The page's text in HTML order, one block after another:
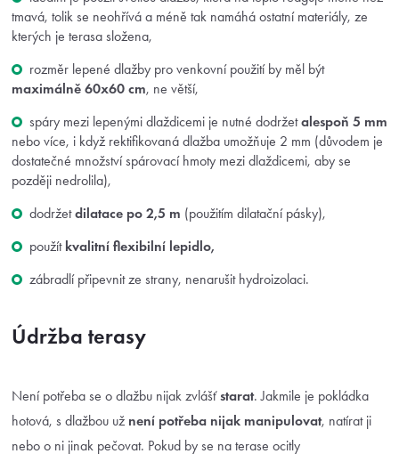
tmavá, tolik se neohřívá a méně tak namáhá ostatní materiály, ze
kterých je terasa složena,
rozměr lepené dlažby pro venkovní použití by měl být
maximálně 60x60 cm, ne větší,
spáry mezi lepenými dlaždicemi je nutné dodržetalespoň 5 mm
nebo více, i když rektifikovaná dlažba umožňuje 2 mm (důvodem je
dostatečné množství spárovací hmoty mezi dlaždicemi, aby se
později nedrolila),
dodržetdilatace po 2,5 m (použitím dilatační pásky),
použítkvalitní flexibilní lepidlo,
zábradlí připevnit ze strany, nenarušit hydroizolaci.
Údržba terasy
Není potřeba se o dlažbu nijak zvlášťstarat. Jakmile je pokládka
hotová, s dlažbou už není potřeba nijak manipulovat, natírat ji
nebo o ni jinak pečovat. Pokud by se na terase ocitly